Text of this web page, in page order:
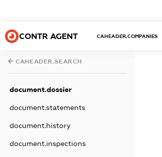
CONTR AGENT CAHEADER.COMPANIES
CAHEADER.SEARCH
document.dossier
document.statements
document.history
document.inspections